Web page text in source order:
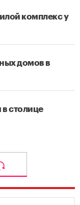
комплекс у
домов в
столице